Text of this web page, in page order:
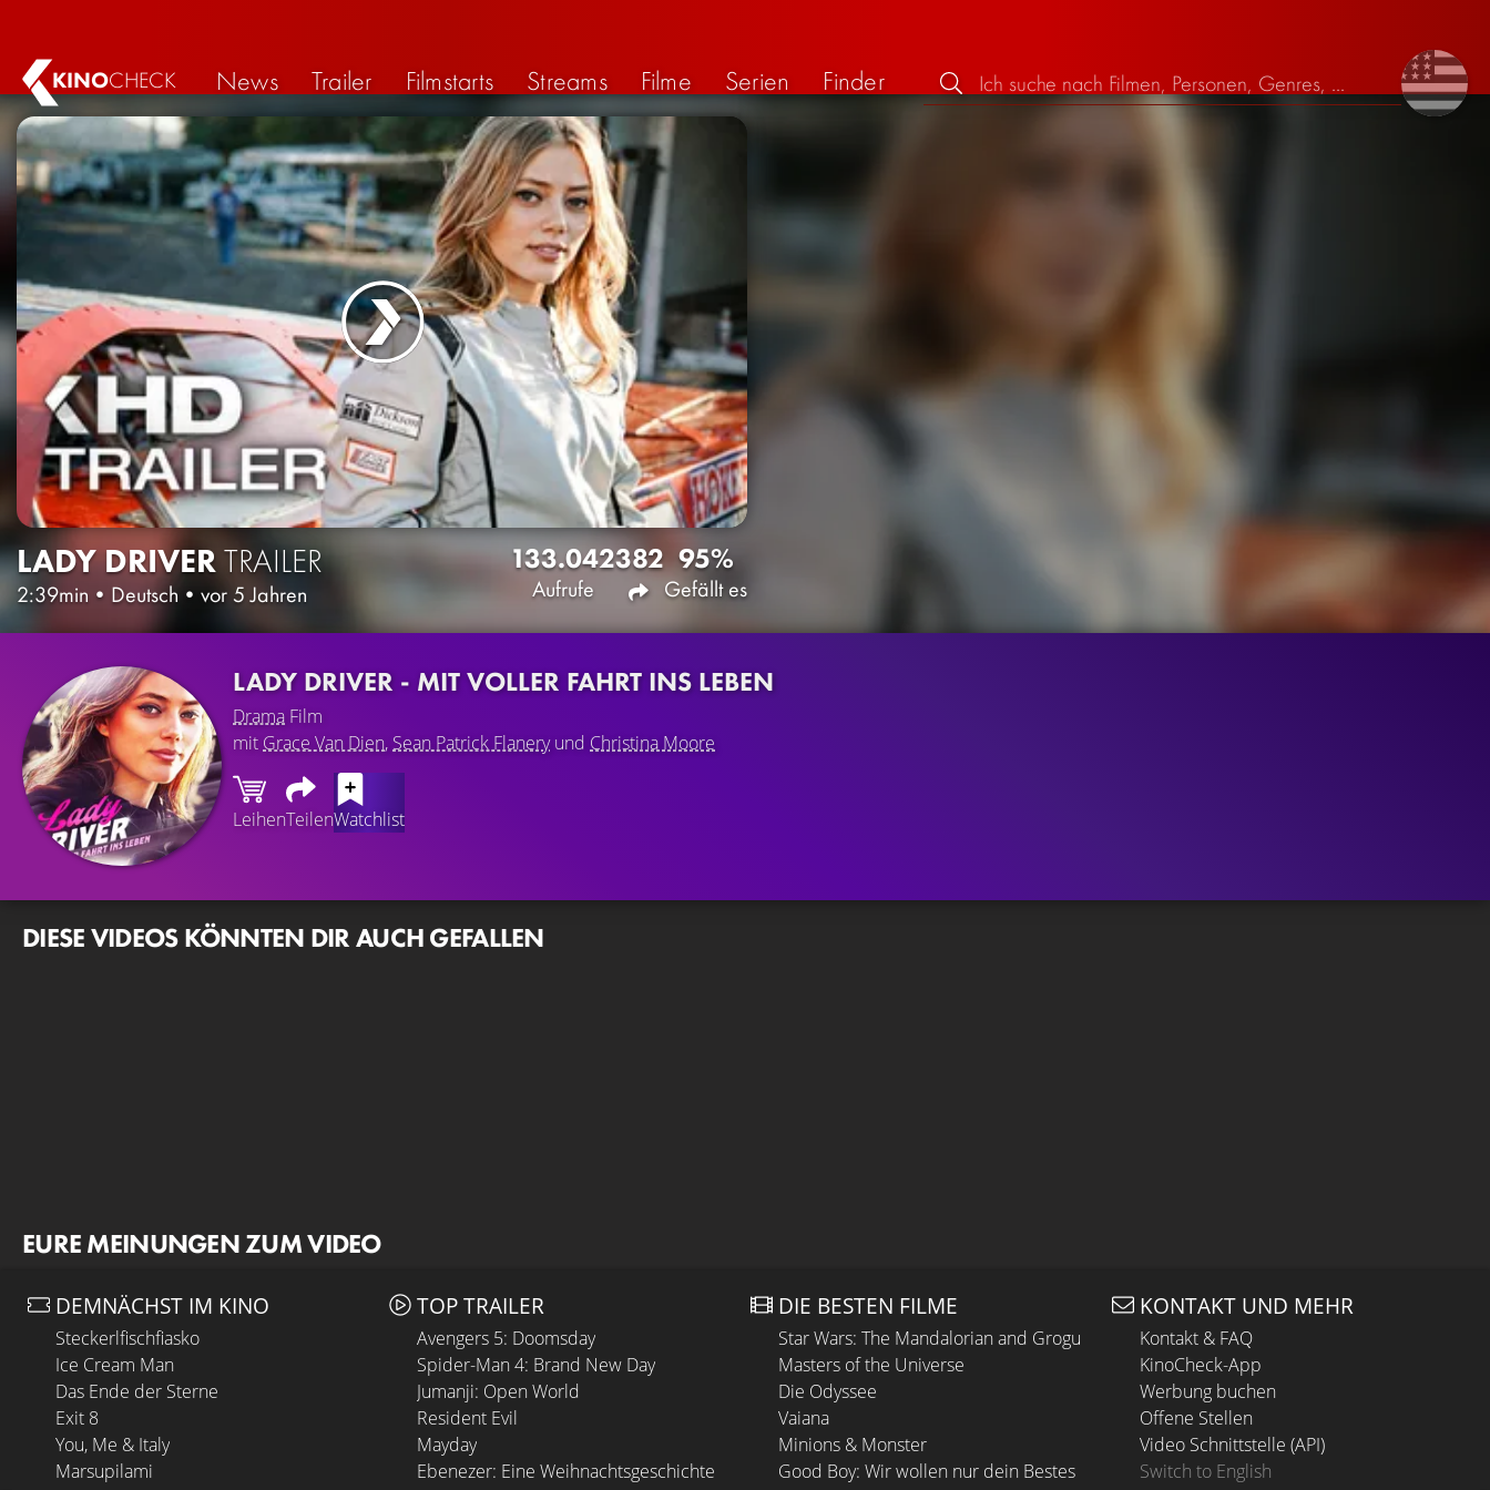
KINOCHECK News Trailer Filmstarts Streams Filme Serien Finder
LADY DRIVERTRAILER
2:39min • Deutsch • vor 5 Jahren
133.042
Aufrufe
382 95%
Gefällt es
LADY DRIVER - MIT VOLLER FAHRT INS LEBEN
Drama Film
mit Grace Van Dien, Sean Patrick Flaneryund Christina Moore
LeihenTeilenWatchlist
DIESE VIDEOS KÖNNTEN DIR AUCH GEFALLEN
EURE MEINUNGEN ZUM VIDEO
DEMNÄCHST IM KINO
Steckerlfischfiasko
Ice Cream Man
Das Ende der Sterne
Exit 8
You, Me & Italy
Marsupilami
TOP TRAILER
Avengers 5: Doomsday
Spider-Man 4: Brand New Day
Jumanji: Open World
Resident Evil
Mayday
Ebenezer: Eine Weihnachtsgeschichte
DIE BESTEN FILME
Star Wars: The Mandalorian and Grogu
Masters of the Universe
Die Odyssee
Vaiana
Minions & Monster
Good Boy: Wir wollen nur dein Bestes
KONTAKT UND MEHR
Kontakt & FAQ
KinoCheck-App
Werbung buchen
Offene Stellen
Video Schnittstelle (API)
Switch to English